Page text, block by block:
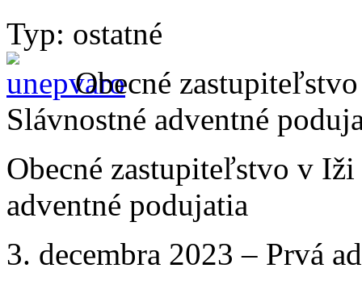
Typ: ostatné
Obecné
Slávnostné adventné
Obecné zastupiteľstvo v
adventné podujatia
3. decembra 2023 – Prvá